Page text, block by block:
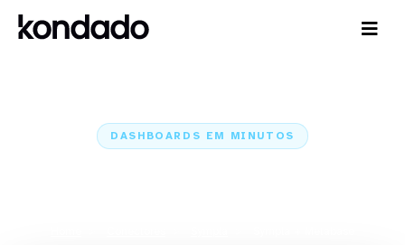
DASHBOARDS EM MINUTOS